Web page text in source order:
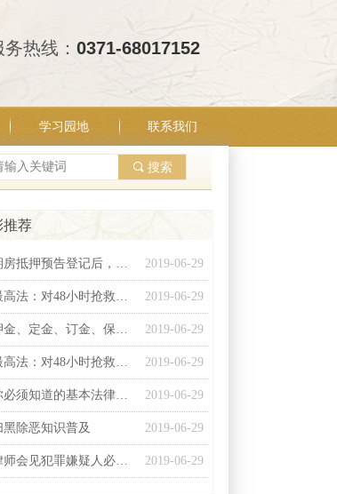
务热线： 0371-68017152
学习园地 联系我们
끠 搜索
2019-06-29
期房抵押预告登记后，银行能否行使抵押权？
2019-06-29
最高法：对48小时抢救无效死亡视同工伤不能扩大解释！
2019-06-29
押金、定金、订金、保证金和违约金这“五金”有什么区别？
2019-06-29
最高法：对48小时抢救无效死亡视同工伤不能扩大解释！
2019-06-29
你必须知道的基本法律常识
2019-06-29
黑除恶知识普及
2019-06-29
律师会见犯罪嫌疑人必问十五条
推荐